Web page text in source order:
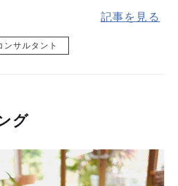
頼するメリットを詳しく解説
記事を見る
ンサルタント
グ